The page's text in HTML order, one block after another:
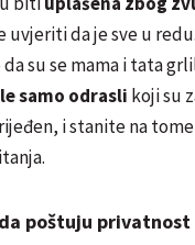
uvjeriti da je sve u redu.
su se mama i tata
samo odrasli koji su
i stanite na
poštuju privatnost